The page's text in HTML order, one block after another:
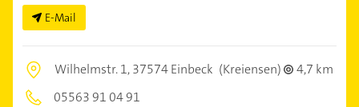
E-Mail
Wilhelmstr. 1,37574 Einbeck (Kreiensen)
4,7 km
05563 91 04 91